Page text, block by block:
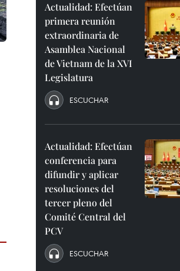
Actualidad: Efectúan
primera reunión
extraordinaria de
Asamblea Nacional
de Vietnam de la XVI
Legislatura
ESCUCHAR
Actualidad: Efectúan
conferencia para
difundir y aplicar
resoluciones del
tercer pleno del
Comité Central del
PCV
ESCUCHAR